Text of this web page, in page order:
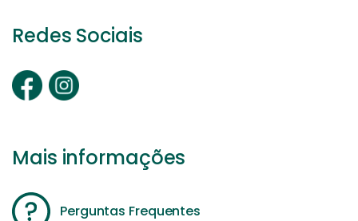
Redes Sociais
Mais informações
Perguntas Frequentes